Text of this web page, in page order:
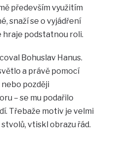
především využitím
snaží se o vyjádření
hraje podstatnou roli.
Bohuslav Hanus.
a právě pomocí
později
– se mu podařilo
Třebaže motiv je velmi
vtiskl obrazu řád.